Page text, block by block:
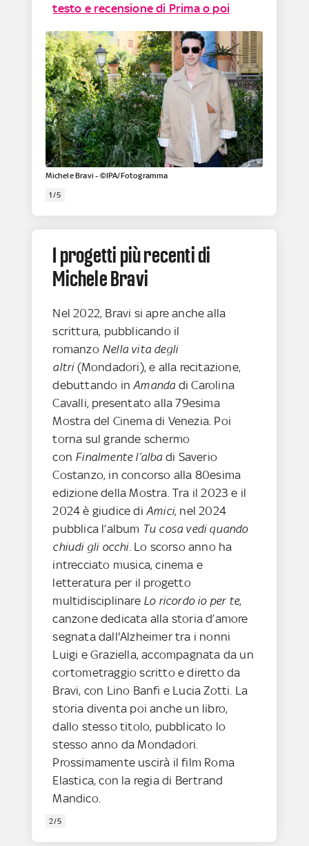
testo e recensione di Prima o poi
Michele Bravi - ©IPA/Fotogramma
1/5
I progetti più recenti di
Michele Bravi
Nel 2022, Bravi si apre anche alla
scrittura, pubblicando il
romanzo Nella vita degli
altri(Mondadori), e alla recitazione,
debuttando in Amanda di Carolina
Cavalli, presentato alla 79esima
Mostra del Cinema di Venezia. Poi
torna sul grande schermo
con Finalmente l’albadi Saverio
Costanzo, in concorso alla 80esima
edizione della Mostra. Tra il 2023 e il
2024 è giudice di Amici, nel 2024
pubblica l’album Tu cosa vedi quando
chiudi gli occhi. Lo scorso anno ha
intrecciato musica, cinema e
letteratura per il progetto
multidisciplinare Lo ricordo io per te,
canzone dedicata alla storia d’amore
segnata dall'Alzheimer tra i nonni
Luigi e Graziella, accompagnata da un
cortometraggio scritto e diretto da
Bravi, con Lino Banfi e Lucia Zotti. La
storia diventa poi anche un libro,
dallo stesso titolo, pubblicato lo
stesso anno da Mondadori.
Prossimamente uscirà il film Roma
Elastica, con la regia di Bertrand
Mandico.
2/5